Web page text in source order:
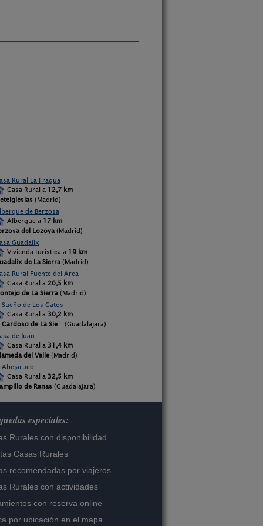
Rural La Fragua
Casa Rural a 12,7 km
(Madrid)
de Berzosa
Albergue a 17 km
del Lozoya (Madrid)
Guadalix
Vivienda turística a 19 km
de La Sierra (Madrid)
Rural Fuente del Arca
Casa Rural a 26,5 km
de La Sierra (Madrid)
Sueño de Los Gatos
Casa Rural a 30,2 km
Cardoso de La Sie... (Guadalajara)
de Juan
Casa Rural a 31,4 km
del Valle (Madrid)
Abejaruco
Casa Rural a 32,5 km
de Ranas (Guadalajara)
especiales:
Rurales con disponibilidad
Casas Rurales
recomendadas por viajeros
Rurales con actividades
con reserva online
por ubicación en el mapa